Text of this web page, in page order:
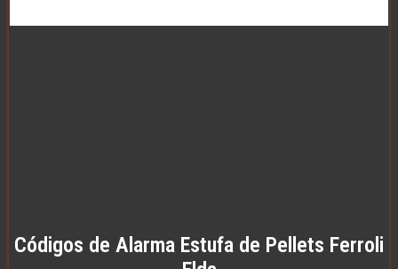
Códigos de Alarma Estufa de Pellets Ferroli